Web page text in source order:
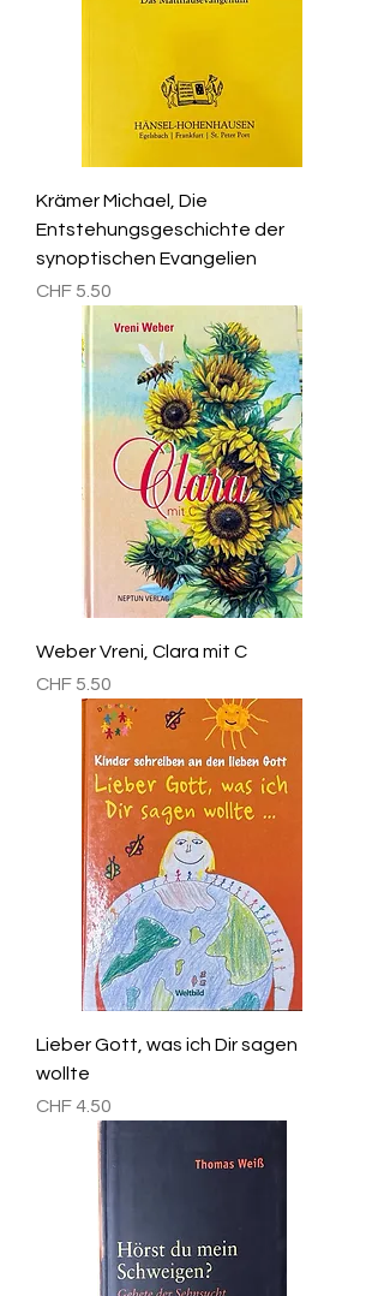
Krämer Michael, Die
Entstehungsgeschichte der
synoptischen Evangelien
Preis
CHF 5.50
Weber Vreni, Clara mit C
Preis
CHF 5.50
Lieber Gott, was ich Dir sagen
wollte
Preis
CHF 4.50